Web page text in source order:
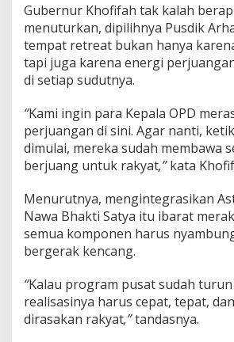
Gubernur Khofifah tak kalah
menuturkan, dipilihnya Pusdik
tempat retreat bukan hanya
tapi juga karena energi
di setiap sudutnya.
“Kami ingin para Kepala OPD
perjuangan di sini. Agar nanti,
dimulai, mereka sudah membawa
berjuang untuk rakyat,”kata
Menurutnya, mengintegrasikan
Nawa Bhakti Satya itu ibarat
semua komponen harus
bergerak kencang.
“Kalau program pusat sudah
realisasinya harus cepat, tepat,
dirasakan rakyat,”tandasnya.